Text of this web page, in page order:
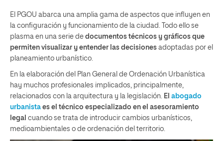
El PGOU abarca una amplia gama de aspectos que influyen en
la configuración y funcionamiento de la ciudad. Todo ello se
plasma en una serie de documentos técnicos y gráficos que
permiten visualizar y entender las decisiones adoptadas por el
planeamiento urbanístico.
En la elaboración del Plan General de Ordenación Urbanística
hay muchos profesionales implicados, principalmente,
relacionados con la arquitectura y la legislación. El abogado
urbanista es el técnico especializado en el asesoramiento
legal cuando se trata de introducir cambios urbanísticos,
medioambientales o de ordenación del territorio.